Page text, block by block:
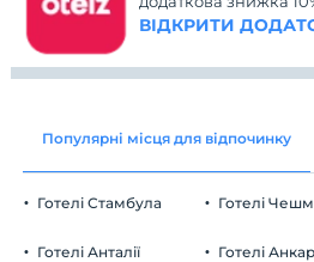
ВІДКРИТИ
Популярні місця для відпочинку
Готелі Стамбула
Готелі Анталії
Готелі
Готелі